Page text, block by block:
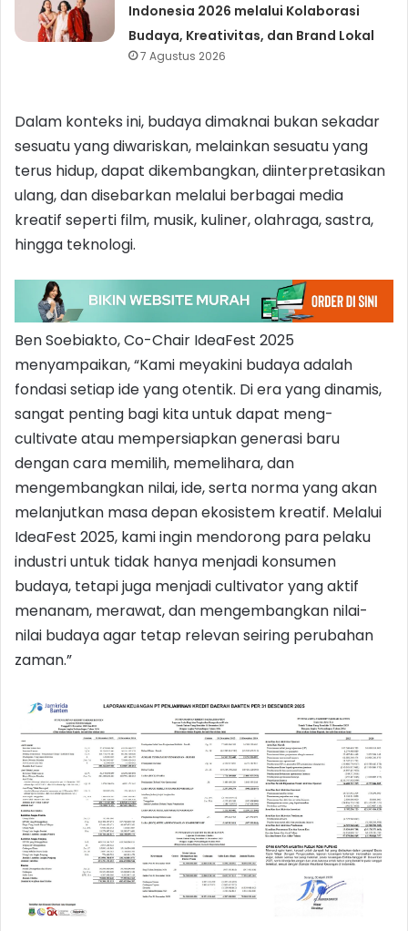
Indonesia 2026 melalui Kolaborasi
Budaya, Kreativitas, dan Brand Lokal
7 Agustus 2026
Dalam konteks ini, budaya dimaknai bukan sekadar
sesuatu yang diwariskan, melainkan sesuatu yang
terus hidup, dapat dikembangkan, diinterpretasikan
ulang, dan disebarkan melalui berbagai media
kreatif seperti film, musik, kuliner, olahraga, sastra,
hingga teknologi.
Ben Soebiakto, Co-Chair IdeaFest 2025
menyampaikan, “Kami meyakini budaya adalah
fondasi setiap ide yang otentik. Di era yang dinamis,
sangat penting bagi kita untuk dapat meng-
cultivate atau mempersiapkan generasi baru
dengan cara memilih, memelihara, dan
mengembangkan nilai, ide, serta norma yang akan
melanjutkan masa depan ekosistem kreatif. Melalui
IdeaFest 2025, kami ingin mendorong para pelaku
industri untuk tidak hanya menjadi konsumen
budaya, tetapi juga menjadi cultivator yang aktif
menanam, merawat, dan mengembangkan nilai-
nilai budaya agar tetap relevan seiring perubahan
zaman.”